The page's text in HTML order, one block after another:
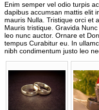
Enim semper vel odio turpis
dapibus accumsan mattis elit
mauris Nulla. Tristique orci et
Mauris tristique. Gravida
leo nunc auctor. Ornare et
tempus Curabitur eu. In
nibh condimentum justo leo